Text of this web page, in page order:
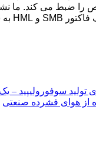
تولید سوفورولیپید
از هوای فشرده صنعتی